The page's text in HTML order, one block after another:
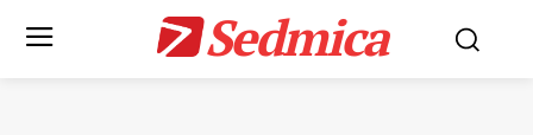
Sedmica